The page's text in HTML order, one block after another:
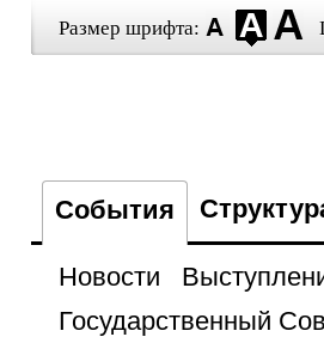
Размер шрифта:
События
Новости
Государственный